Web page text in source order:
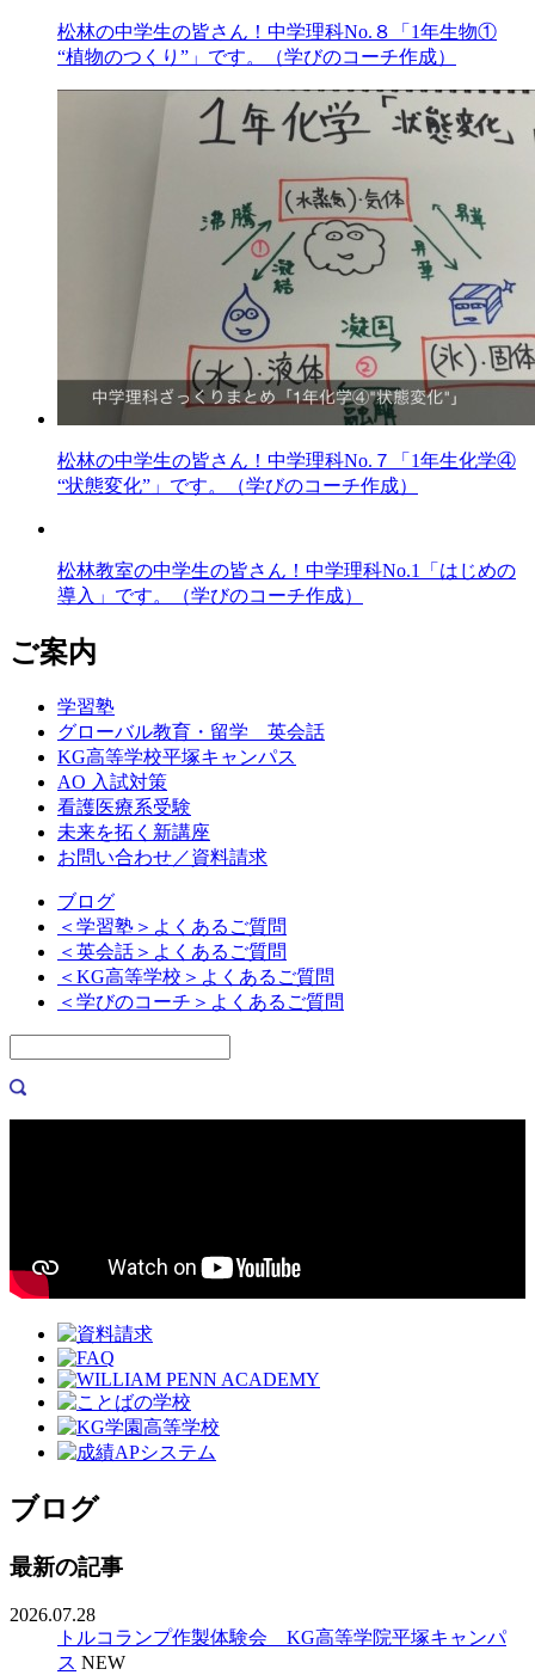
松林の中学生の皆さん！中学理科No.８「1年生物①
“植物のつくり”」です。（学びのコーチ作成）
松林の中学生の皆さん！中学理科No.７「1年生化学④
“状態変化”」です。（学びのコーチ作成）
松林教室の中学生の皆さん！中学理科No.1「はじめの
導入」です。（学びのコーチ作成）
ご案内
学習塾
グローバル教育・留学 英会話
KG高等学校平塚キャンパス
AO 入試対策
看護医療系受験
未来を拓く新講座
お問い合わせ／資料請求
ブログ
＜学習塾＞よくあるご質問
＜英会話＞よくあるご質問
＜KG高等学校＞よくあるご質問
＜学びのコーチ＞よくあるご質問
ブログ
最新の記事
2026.07.28
トルコランプ作製体験会 KG高等学院平塚キャンパ
ス NEW